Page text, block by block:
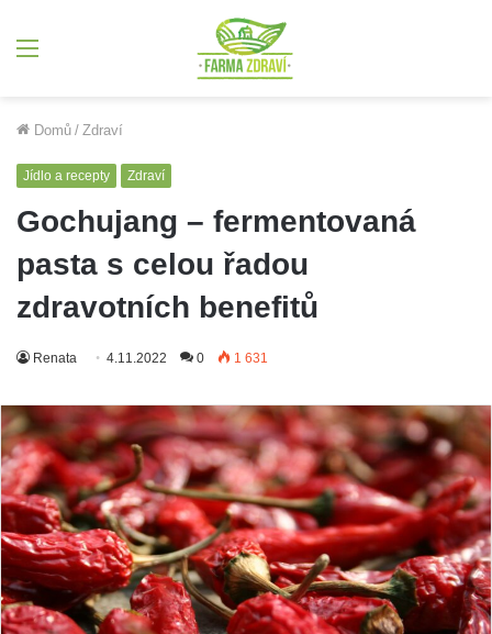
Domů / Zdraví
Jídlo a recepty Zdraví
Gochujang – fermentovaná
pasta s celou řadou
zdravotních benefitů
Renata 4.11.2022 0 1 631